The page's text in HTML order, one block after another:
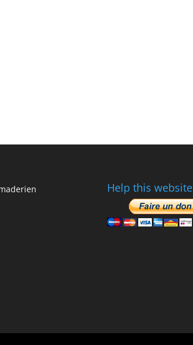
Help this website